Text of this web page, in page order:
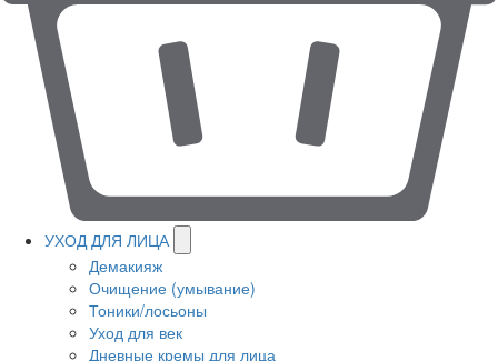
УХОД ДЛЯ ЛИЦА
Демакияж
Очищение (умывание)
Тоники/лосьоны
Уход для век
Дневные кремы для лица